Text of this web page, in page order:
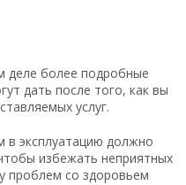
деле более подробные
дать после того, как вы
услуг.
в эксплуатацию должно
избежать неприятных
проблем со здоровьем